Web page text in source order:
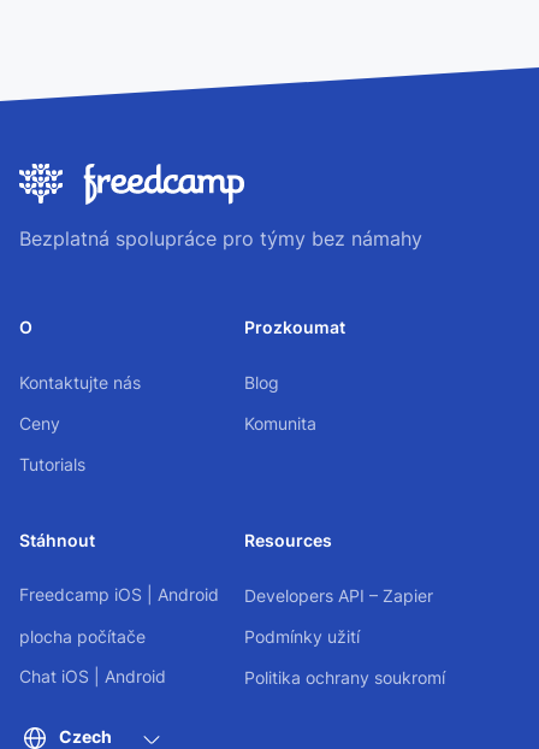
Bezplatná spolupráce pro týmy bez námahy
O
Kontaktujte nás
Ceny
Tutorials
Prozkoumat
Blog
Komunita
Stáhnout
Freedcamp iOS Android
plocha počítače
Chat iOS Android
Resources
Developers API – Zapier
Podmínky užití
Politika ochrany soukromí
Czech